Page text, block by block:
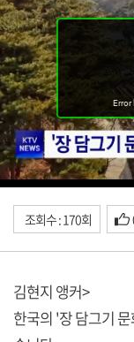
조회수 : 170회
김현지 앵커>
한국의 '장 담그기